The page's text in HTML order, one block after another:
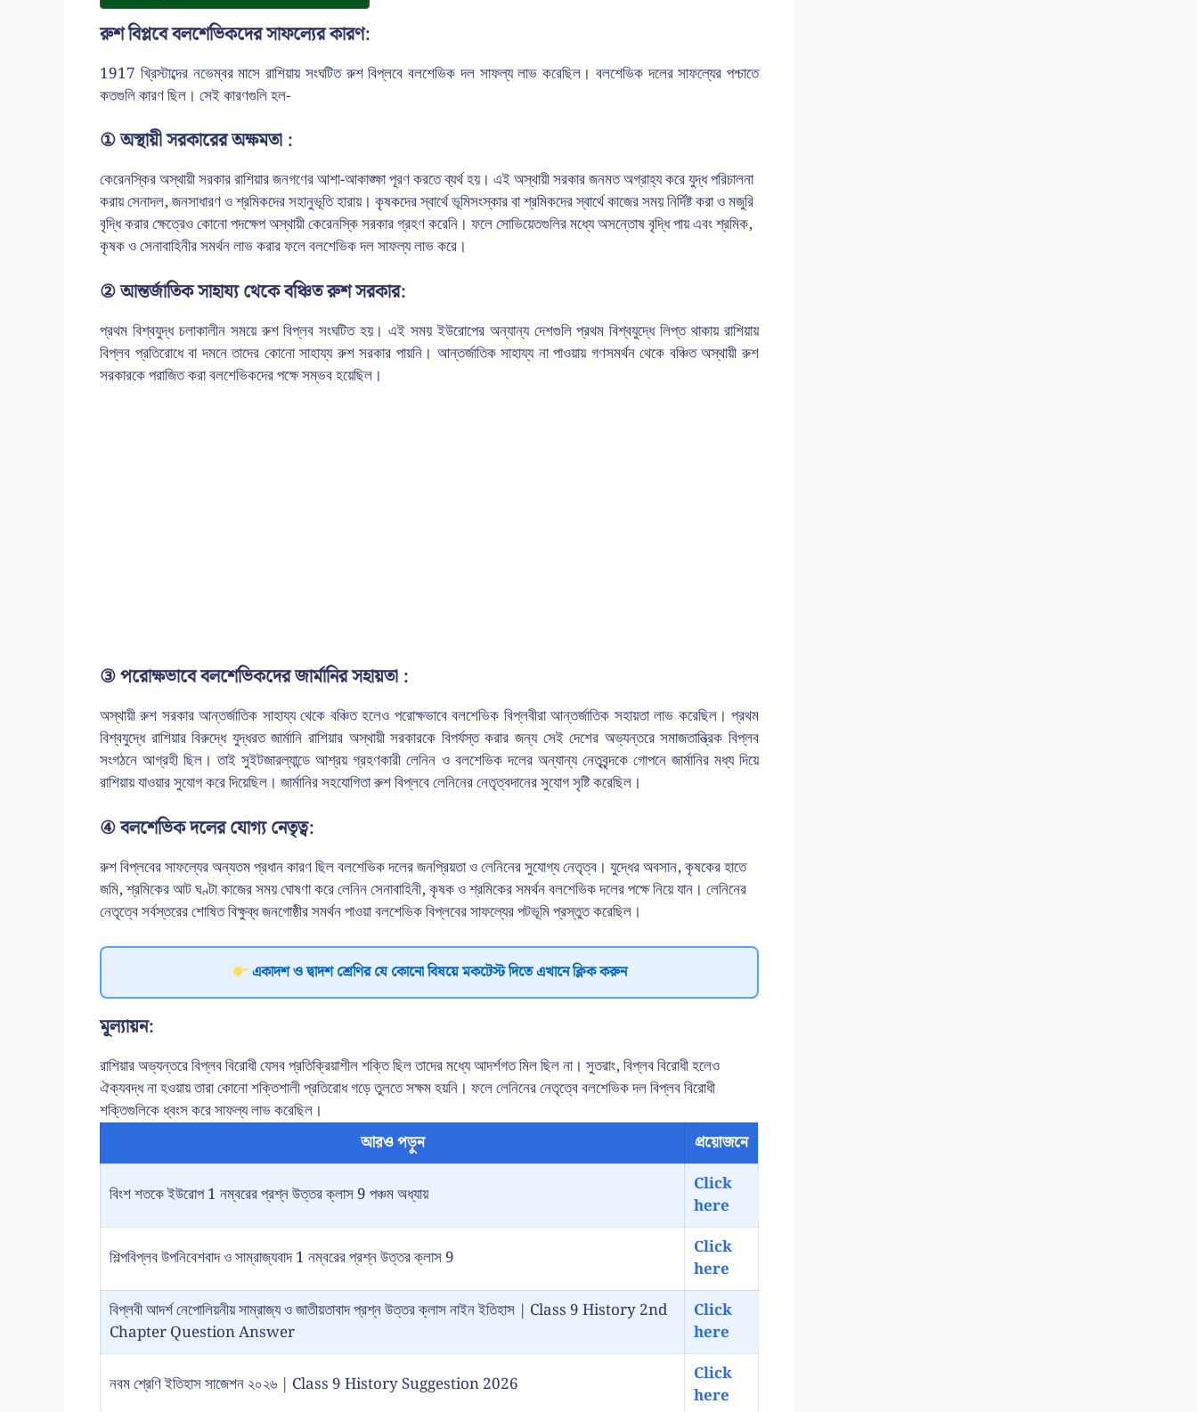
রুশ বিপ্লবে বলশেভিকদের সাফল্যের কারণ:
1917 খ্রিস্টাব্দের নভেম্বর মাসে রাশিয়ায় সংঘটিত রুশ বিপ্লবে বলশেভিক দল সাফল্য লাভ করেছিল। বলশেভিক দলের সাফল্যের পশ্চাতে
কতগুলি কারণ ছিল। সেই কারণগুলি হল-
① অস্থায়ী সরকারের অক্ষমতা :
কেরেনস্কির অস্থায়ী সরকার রাশিয়ার জনগণের আশা-আকাঙ্ক্ষা পূরণ করতে ব্যর্থ হয়। এই অস্থায়ী সরকার জনমত অগ্রাহ্য করে যুদ্ধ পরিচালনা
করায় সেনাদল, জনসাধারণ ও শ্রমিকদের সহানুভূতি হারায়। কৃষকদের স্বার্থে ভূমিসংস্কার বা শ্রমিকদের স্বার্থে কাজের সময় নির্দিষ্ট করা ও মজুরি
বৃদ্ধি করার ক্ষেত্রেও কোনো পদক্ষেপ অস্থায়ী কেরেনস্কি সরকার গ্রহণ করেনি। ফলে সোভিয়েতগুলির মধ্যে অসন্তোষ বৃদ্ধি পায় এবং শ্রমিক,
কৃষক ও সেনাবাহিনীর সমর্থন লাভ করার ফলে বলশেভিক দল সাফল্য লাভ করে।
② আন্তর্জাতিক সাহায্য থেকে বঞ্চিত রুশ সরকার:
প্রথম বিশ্বযুদ্ধ চলাকালীন সময়ে রুশ বিপ্লব সংঘটিত হয়। এই সময় ইউরোপের অন্যান্য দেশগুলি প্রথম বিশ্বযুদ্ধে লিপ্ত থাকায় রাশিয়ায়
বিপ্লব প্রতিরোধে বা দমনে তাদের কোনো সাহায্য রুশ সরকার পায়নি। আন্তর্জাতিক সাহায্য না পাওয়ায় গণসমর্থন থেকে বঞ্চিত অস্থায়ী রুশ
সরকারকে পরাজিত করা বলশেভিকদের পক্ষে সম্ভব হয়েছিল।
③ পরোক্ষভাবে বলশেভিকদের জার্মানির সহায়তা :
অস্থায়ী রুশ সরকার আন্তর্জাতিক সাহায্য থেকে বঞ্চিত হলেও পরোক্ষভাবে বলশেভিক বিপ্লবীরা আন্তর্জাতিক সহায়তা লাভ করেছিল। প্রথম
বিশ্বযুদ্ধে রাশিয়ার বিরুদ্ধে যুদ্ধরত জার্মানি রাশিয়ার অস্থায়ী সরকারকে বিপর্যস্ত করার জন্য সেই দেশের অভ্যন্তরে সমাজতান্ত্রিক বিপ্লব
সংগঠনে আগ্রহী ছিল। তাই সুইটজারল্যান্ডে আশ্রয় গ্রহণকারী লেনিন ও বলশেভিক দলের অন্যান্য নেতৃবৃন্দকে গোপনে জার্মানির মধ্য দিয়ে
রাশিয়ায় যাওয়ার সুযোগ করে দিয়েছিল। জার্মানির সহযোগিতা রুশ বিপ্লবে লেনিনের নেতৃত্বদানের সুযোগ সৃষ্টি করেছিল।
④ বলশেভিক দলের যোগ্য নেতৃত্ব:
রুশ বিপ্লবের সাফল্যের অন্যতম প্রধান কারণ ছিল বলশেভিক দলের জনপ্রিয়তা ও লেনিনের সুযোগ্য নেতৃত্ব। যুদ্ধের অবসান, কৃষকের হাতে
জমি, শ্রমিকের আট ঘণ্টা কাজের সময় ঘোষণা করে লেনিন সেনাবাহিনী, কৃষক ও শ্রমিকের সমর্থন বলশেভিক দলের পক্ষে নিয়ে যান। লেনিনের
নেতৃত্বে সর্বস্তরের শোষিত বিক্ষুব্ধ জনগোষ্ঠীর সমর্থন পাওয়া বলশেভিক বিপ্লবের সাফল্যের পটভূমি প্রস্তুত করেছিল।
একাদশ ও দ্বাদশ শ্রেণির যে কোনো বিষয়ে মকটেস্ট দিতে এখানে ক্লিক করুন
মূল্যায়ন:
রাশিয়ার অভ্যন্তরে বিপ্লব বিরোধী যেসব প্রতিক্রিয়াশীল শক্তি ছিল তাদের মধ্যে আদর্শগত মিল ছিল না। সুতরাং, বিপ্লব বিরোধী হলেও
ঐক্যবদ্ধ না হওয়ায় তারা কোনো শক্তিশালী প্রতিরোধ গড়ে তুলতে সক্ষম হয়নি। ফলে লেনিনের নেতৃত্বে বলশেভিক দল বিপ্লব বিরোধী
শক্তিগুলিকে ধ্বংস করে সাফল্য লাভ করেছিল।
আরও পড়ুন
প্রয়োজনে
বিংশ শতকে ইউরোপ 1 নম্বরের প্রশ্ন উত্তর ক্লাস 9 পঞ্চম অধ্যায়
Click
here
শিল্পবিপ্লব উপনিবেশবাদ ও সাম্রাজ্যবাদ 1 নম্বরের প্রশ্ন উত্তর ক্লাস 9
Click
here
বিপ্লবী আদর্শ নেপোলিয়নীয় সাম্রাজ্য ও জাতীয়তাবাদ প্রশ্ন উত্তর ক্লাস নাইন ইতিহাস | Class 9 History 2nd
Chapter Question Answer
Click
here
নবম শ্রেণি ইতিহাস সাজেশন ২০২৬ | Class 9 History Suggestion 2026
Click
here